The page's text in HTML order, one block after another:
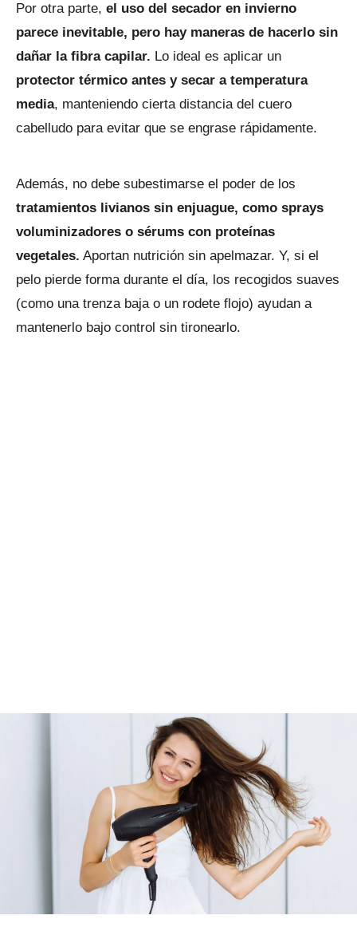
Por otra parte, el uso del secador en invierno
parece inevitable, pero hay maneras de hacerlo sin
dañar la fibra capilar. Lo ideal es aplicar un
protector térmico antes y secar a temperatura
media, manteniendo cierta distancia del cuero
cabelludo para evitar que se engrase rápidamente.
Además, no debe subestimarse el poder de los
tratamientos livianos sin enjuague, como sprays
voluminizadores o sérums con proteínas
vegetales. Aportan nutrición sin apelmazar. Y, si el
pelo pierde forma durante el día, los recogidos suaves
(como una trenza baja o un rodete flojo) ayudan a
mantenerlo bajo control sin tironearlo.